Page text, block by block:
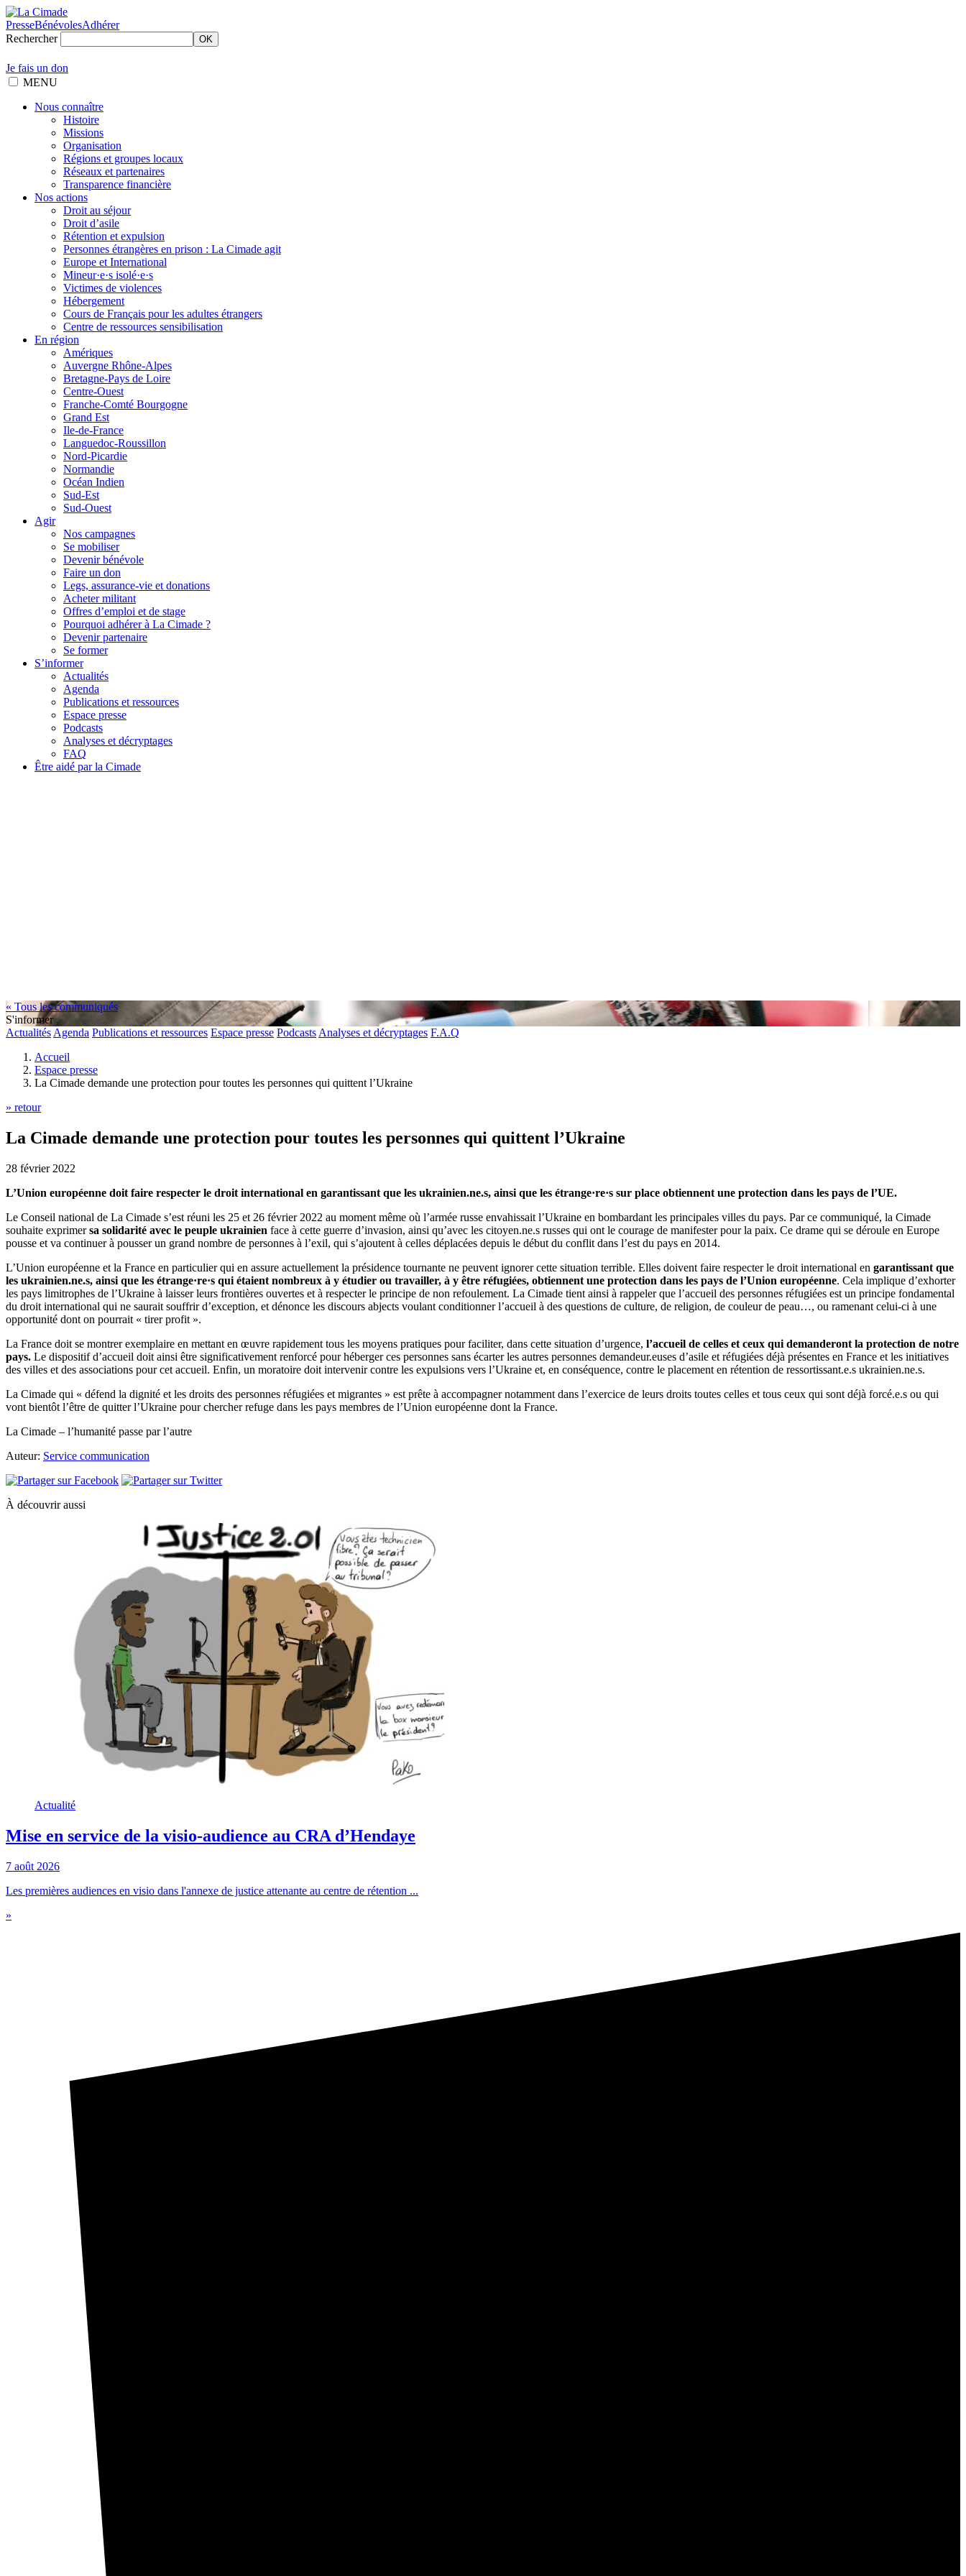
PresseBénévolesAdhérer
Rechercher
OK
Je fais un don
MENU
Nous connaître
Histoire
Missions
Organisation
Régions et groupes locaux
Réseaux et partenaires
Transparence financière
Nos actions
Droit au séjour
Droit d’asile
Rétention et expulsion
Personnes étrangères en prison : La Cimade agit
Europe et International
Mineur·e·s isolé·e·s
Victimes de violences
Hébergement
Cours de Français pour les adultes étrangers
Centre de ressources sensibilisation
En région
Amériques
Auvergne Rhône-Alpes
Bretagne-Pays de Loire
Centre-Ouest
Franche-Comté Bourgogne
Grand Est
Ile-de-France
Languedoc-Roussillon
Nord-Picardie
Normandie
Océan Indien
Sud-Est
Sud-Ouest
Agir
Nos campagnes
Se mobiliser
Devenir bénévole
Faire un don
Legs, assurance-vie et donations
Acheter militant
Offres d’emploi et de stage
Pourquoi adhérer à La Cimade ?
Devenir partenaire
Se former
S’informer
Actualités
Agenda
Publications et ressources
Espace presse
Podcasts
Analyses et décryptages
FAQ
Être aidé par la Cimade
« Tous les communiqués
S'informer
Actualités Agenda Publications et ressources Espace presse Podcasts Analyses et décryptages F.A.Q
Accueil
Espace presse
La Cimade demande une protection pour toutes les personnes qui quittent l’Ukraine
» retour
La Cimade demande une protection pour toutes les personnes qui quittent l’Ukraine
28 février 2022
L’Union européenne doit faire respecter le droit international en garantissant que les ukrainien.ne.s, ainsi que les étrange·re·s sur place obtiennent une protection dans les pays de l’UE.
Le Conseil national de La Cimade s’est réuni les 25 et 26 février 2022 au moment même où l’armée russe envahissait l’Ukraine en bombardant les principales villes du pays. Par ce communiqué, la Cimade
souhaite exprimersa solidarité avec le peuple ukrainien face à cette guerre d’invasion, ainsi qu’avec les citoyen.ne.s russes qui ont le courage de manifester pour la paix. Ce drame qui se déroule en Europe
pousse et va continuer à pousser un grand nombre de personnes à l’exil, qui s’ajoutent à celles déplacées depuis le début du conflit dans l’est du pays en 2014.
L’Union européenne et la France en particulier qui en assure actuellement la présidence tournante ne peuvent ignorer cette situation terrible. Elles doivent faire respecter le droit international en garantissant que
les ukrainien.ne.s, ainsi que les étrange·re·s qui étaient nombreux à y étudier ou travailler, à y être réfugiées, obtiennent une protection dans les pays de l’Union européenne. Cela implique d’exhorter
les pays limitrophes de l’Ukraine à laisser leurs frontières ouvertes et à respecter le principe de non refoulement. La Cimade tient ainsi à rappeler que l’accueil des personnes réfugiées est un principe fondamental
du droit international qui ne saurait souffrir d’exception, et dénonce les discours abjects voulant conditionner l’accueil à des questions de culture, de religion, de couleur de peau…, ou ramenant celui-ci à une
opportunité dont on pourrait « tirer profit ».
La France doit se montrer exemplaire en mettant en œuvre rapidement tous les moyens pratiques pour faciliter, dans cette situation d’urgence, l’accueil de celles et ceux qui demanderont la protection de notre
pays. Le dispositif d’accueil doit ainsi être significativement renforcé pour héberger ces personnes sans écarter les autres personnes demandeur.euses d’asile et réfugiées déjà présentes en France et les initiatives
des villes et des associations pour cet accueil. Enfin, un moratoire doit intervenir contre les expulsions vers l’Ukraine et, en conséquence, contre le placement en rétention de ressortissant.e.s ukrainien.ne.s.
La Cimade qui « défend la dignité et les droits des personnes réfugiées et migrantes » est prête à accompagner notamment dans l’exercice de leurs droits toutes celles et tous ceux qui sont déjà forcé.e.s ou qui
vont bientôt l’être de quitter l’Ukraine pour chercher refuge dans les pays membres de l’Union européenne dont la France.
La Cimade – l’humanité passe par l’autre
Auteur: Service communication
À découvrir aussi
Actualité
Mise en service de la visio-audience au CRA d’Hendaye
7 août 2026
Les premières audiences en visio dans l'annexe de justice attenante au centre de rétention ...
»